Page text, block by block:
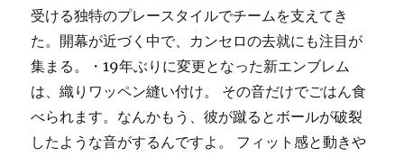
受ける独特のプレースタイルでチームを支えてき
た。開幕が近づく中で、カンセロの去就にも注目が
集まる。・19年ぶりに変更となった新エンブレム
は、織りワッペン縫い付け。 その音だけでごはん食
べられます。なんかもう、彼が蹴るとボールが破裂
したような音がするんですよ。 フィット感と動きや